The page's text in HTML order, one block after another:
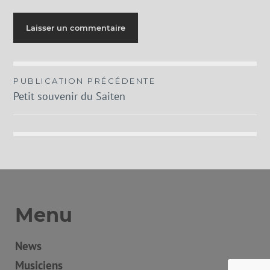
Navigation
de
PUBLICATION PRÉCÉDENTE
Petit souvenir du Saiten
Menu
News
Musiciens